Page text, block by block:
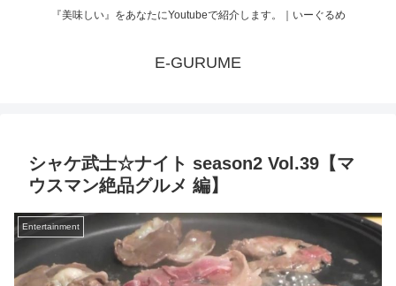
『美味しい』をあなたにYoutubeで紹介します。｜いーぐるめ
E-GURUME
シャケ武士☆ナイト season2 Vol.39【マ
ウスマン絶品グルメ 編】
Entertainment